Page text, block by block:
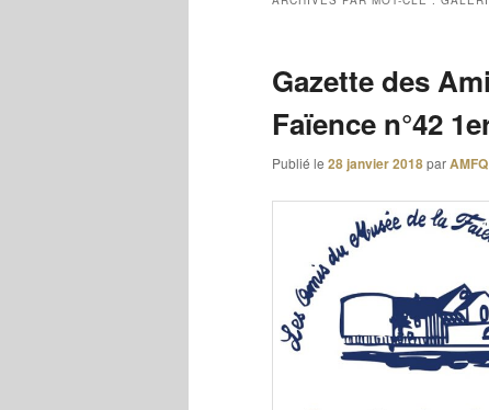
Gazette des
Faïence n°42
Publié le 28 janvier 2018parAMFQ